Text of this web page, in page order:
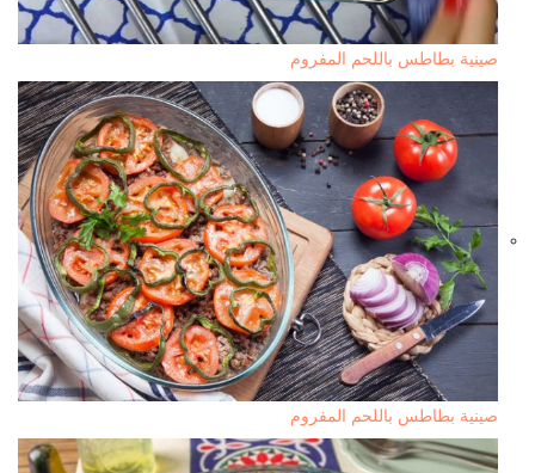
صينية بطاطس باللحم المفروم
صينية بطاطس باللحم المفروم